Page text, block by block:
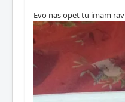
Evo nas opet tu imam